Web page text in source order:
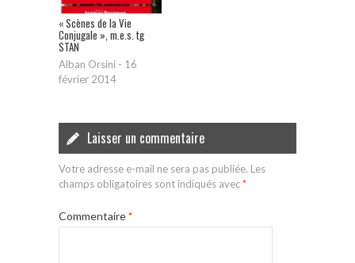
« Scènes de la Vie
Conjugale », m.e.s. tg
STAN
Alban Orsini - 16
février 2014
Laisser un commentaire
Votre adresse e-mail ne sera pas publiée. Les
champs obligatoires sont indiqués avec*
Commentaire*